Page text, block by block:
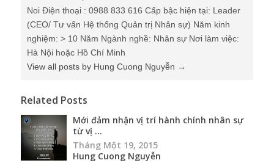
Noi Điện thoại : 0988 833 616 Cấp bậc hiện tại: Leader
(CEO/ Tư vấn Hệ thống Quản trị Nhân sự) Năm kinh
nghiệm: > 10 Năm Ngành nghề: Nhân sự Nơi làm việc:
Hà Nội hoặc Hồ Chí Minh
View all posts by Hung Cuong Nguyễn →
Related Posts
Mới đảm nhận vị trí hành chính nhân sự
từ vị ...
Tháng Một 19, 2015
Hung Cuong Nguyễn